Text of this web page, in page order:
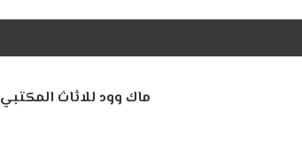
ماك وود للاثاث المكتبي